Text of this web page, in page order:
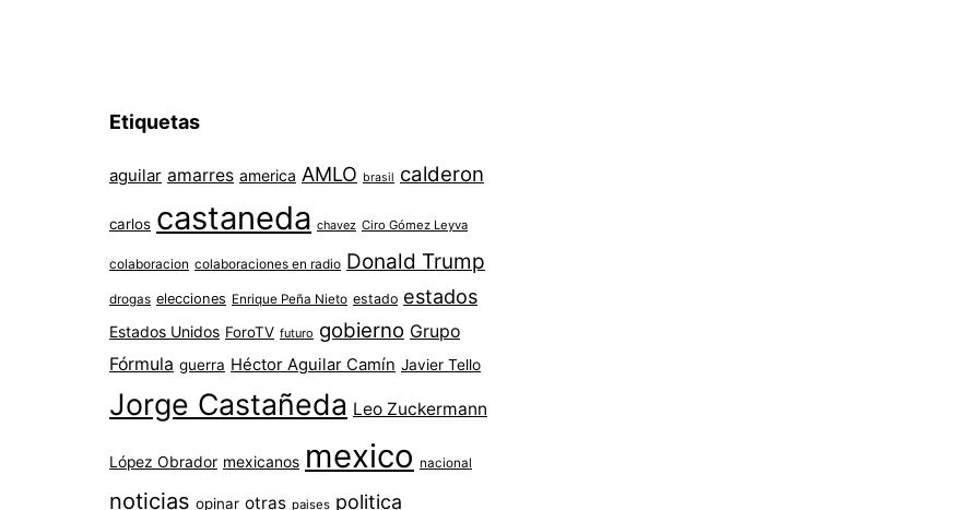
Etiquetas
aguilar amarres america AMLO brasil calderon
carlos castaneda chavez Ciro Gómez Leyva
colaboracion colaboraciones en radio Donald Trump
drogas elecciones Enrique Peña Nieto estado estados
Estados Unidos ForoTV futuro gobierno Grupo
Fórmula guerra Héctor Aguilar Camín Javier Tello
Jorge Castañeda Leo Zuckermann
López Obrador mexicanos mexico nacional
noticias opinar otras paises politica